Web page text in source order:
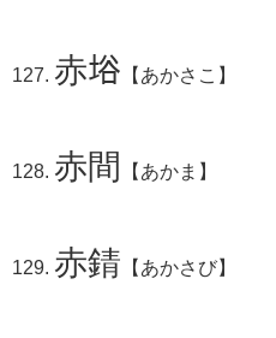
赤﨏 【あかさこ】
赤間 【あかま】
赤錆 【あかさび】